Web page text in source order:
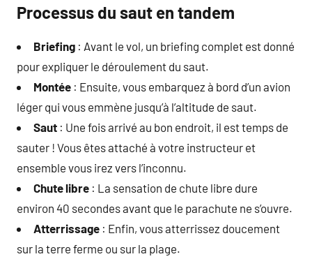
Processus du saut en tandem
Briefing : Avant le vol, un briefing complet est donné
pour expliquer le déroulement du saut.
Montée : Ensuite, vous embarquez à bord d’un avion
léger qui vous emmène jusqu’à l’altitude de saut.
Saut : Une fois arrivé au bon endroit, il est temps de
sauter ! Vous êtes attaché à votre instructeur et
ensemble vous irez vers l’inconnu.
Chute libre : La sensation de chute libre dure
environ 40 secondes avant que le parachute ne s’ouvre.
Atterrissage : Enfin, vous atterrissez doucement
sur la terre ferme ou sur la plage.